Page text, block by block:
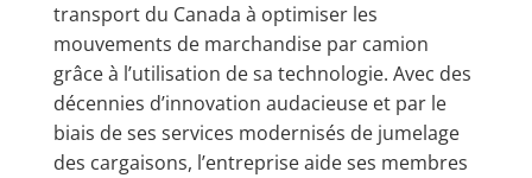
transport du Canada à optimiser les
mouvements de marchandise par camion
grâce à l’utilisation de sa technologie. Avec des
décennies d’innovation audacieuse et par le
biais de ses services modernisés de jumelage
des cargaisons, l’entreprise aide ses membres